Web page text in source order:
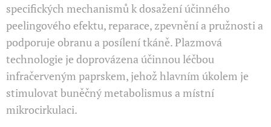
specifických mechanismů k dosažení účinného
peelingového efektu, reparace, zpevnění a pružnosti a
podporuje obranu a posílení tkáně. Plazmová
technologie je doprovázena účinnou léčbou
infračerveným paprskem, jehož hlavním úkolem je
stimulovat buněčný metabolismus a místní
mikrocirkulaci.